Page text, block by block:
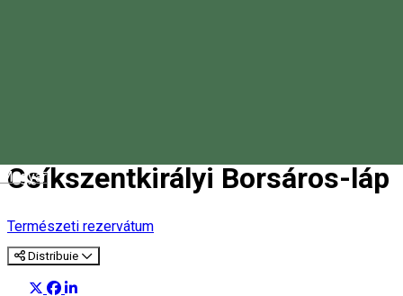
Magyar
Csíkszentkirályi Borsáros-láp
Természeti rezervátum
Distribuie